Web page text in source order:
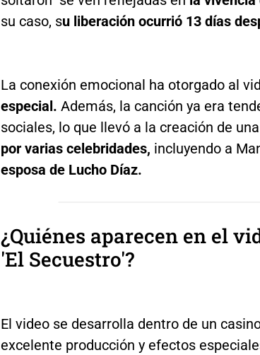
su caso, su liberación ocurrió 13 días
La conexión emocional ha otorgado al
especial. Además, la canción ya era
sociales, lo que llevó a la creación de
por varias celebridades, incluyendo a
esposa de Lucho Díaz.
¿Quiénes aparecen en el
'El Secuestro'?
El video se desarrolla dentro de un
excelente producción y efectos